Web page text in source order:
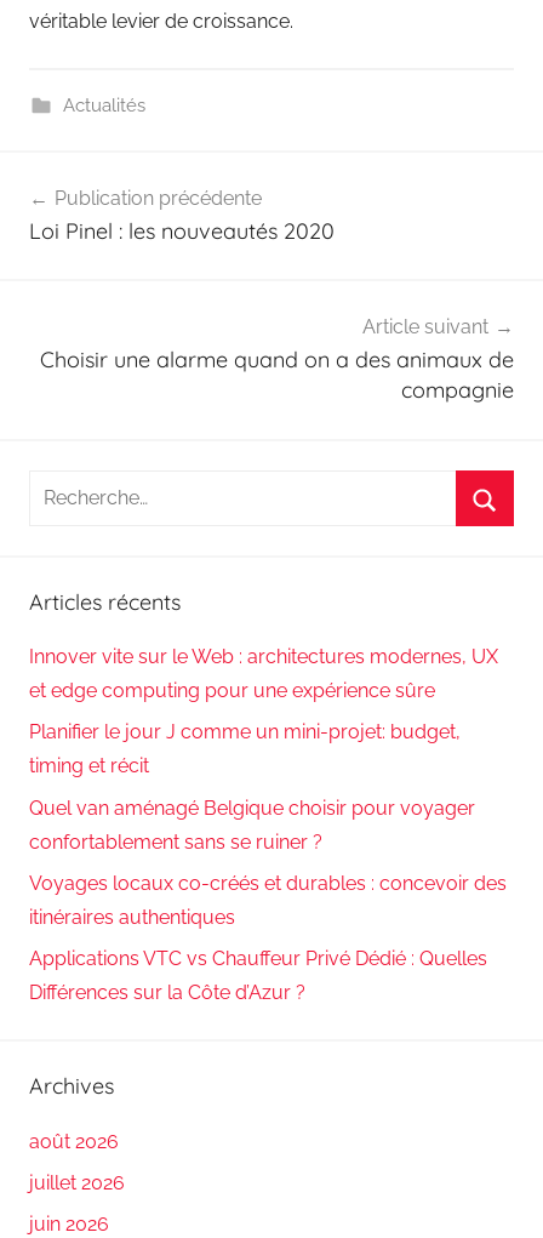
véritable levier de croissance.
Actualités
de
Publication précédente
Loi Pinel : les nouveautés 2020
Article suivant
Choisir une alarme quand on a des animaux de
compagnie
Recherche
Articles récents
Innover vite sur le Web : architectures modernes, UX
et edge computing pour une expérience sûre
Planifier le jour J comme un mini-projet: budget,
timing et récit
Quel van aménagé Belgique choisir pour voyager
confortablement sans se ruiner ?
Voyages locaux co-créés et durables : concevoir des
itinéraires authentiques
Applications VTC vs Chauffeur Privé Dédié : Quelles
Différences sur la Côte d’Azur ?
Archives
août 2026
juillet 2026
juin 2026